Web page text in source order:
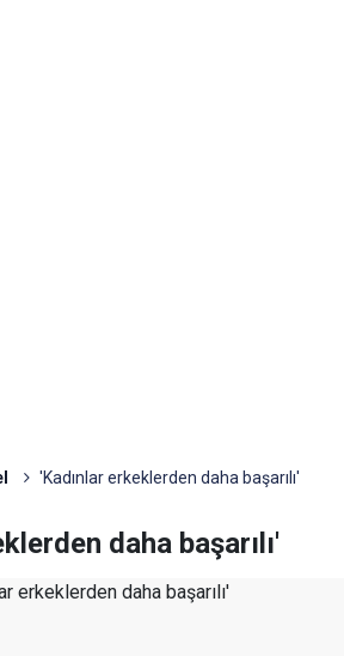
'Kadınlar erkeklerden daha başarılı'
daha başarılı'